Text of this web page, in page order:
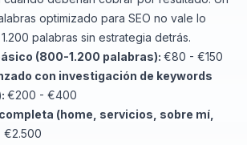
optimizado para SEO no vale lo
palabras sin estrategia detrás.
(800-1.200 palabras): €80 - €150
con investigación de keywords
€200 - €400
(home, servicios, sobre mí,